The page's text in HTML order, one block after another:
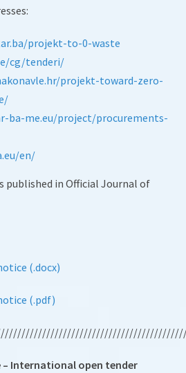
projekt-to-0-waste
cg/tenderi/
projekt-toward-zero-
ba-me.eu/project/procurements-
en/
published in Official Journal of
(.docx)
(.pdf)
International open tender